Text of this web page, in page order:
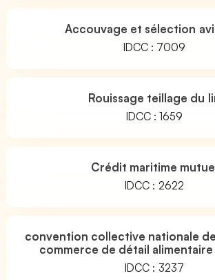
Accouvage et sélection
IDCC : 7009
Rouissage teillage du
IDCC : 1659
Crédit maritime
IDCC : 2622
convention collective nationale
commerce de détail alimentaire
IDCC : 3237